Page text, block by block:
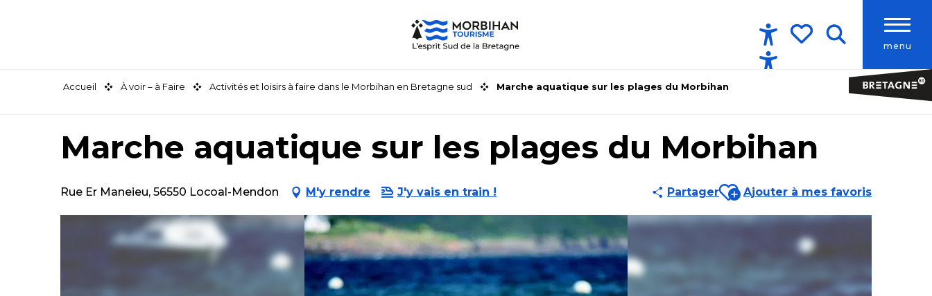
menu
Accessibilité
Accueil À voir – à Faire Activités et loisirs à faire dans le Morbihan en Bretagne sud Marche aquatique sur les plages du Morbihan
Marche aquatique sur les plages du Morbihan
Rue Er Maneieu, 56550 Locoal-Mendon M'y rendre J'y vais en train ! PartagerAjouter aux favoris
Ajouter à mes favoris